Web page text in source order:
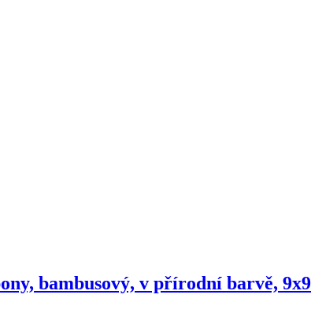
bambusový, v přírodní barvě,